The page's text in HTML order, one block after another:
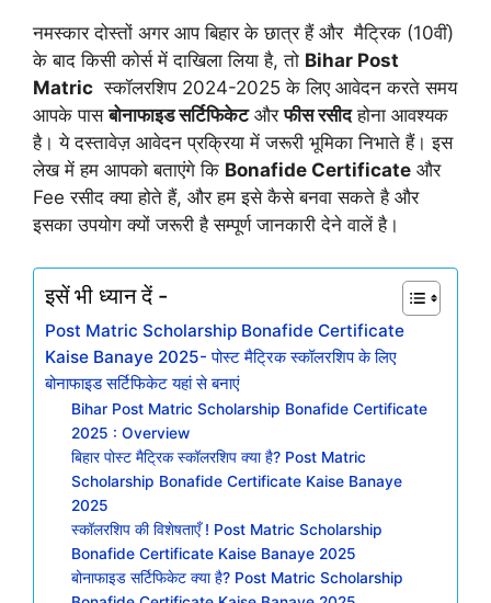
नमस्कार दोस्तों अगर आप बिहार के छात्र हैं और मैट्रिक (10वीं)
के बाद किसी कोर्स में दाखिला लिया है, तो Bihar Post
Matric स्कॉलरशिप 2024-2025 के लिए आवेदन करते समय
आपके पासबोनाफाइड सर्टिफिकेटऔरफीस रसीदहोना आवश्यक
है। ये दस्तावेज़ आवेदन प्रक्रिया में जरूरी भूमिका निभाते हैं। इस
लेख में हम आपको बताएंगे कि Bonafide Certificate और
Fee रसीद क्या होते हैं, और हम इसे कैसे बनवा सकते है और
इसका उपयोग क्यों जरूरी है सम्पूर्ण जानकारी देने वालें है।
इसें भी ध्यान दें -
Post Matric Scholarship Bonafide Certificate
Kaise Banaye 2025- पोस्ट मैट्रिक स्कॉलरशिप के लिए
बोनाफाइड सर्टिफिकेट यहां से बनाएं
Bihar Post Matric Scholarship Bonafide Certificate
2025 : Overview
बिहार पोस्ट मैट्रिक स्कॉलरशिप क्या है? Post Matric
Scholarship Bonafide Certificate Kaise Banaye
2025
स्कॉलरशिप की विशेषताएँ ! Post Matric Scholarship
Bonafide Certificate Kaise Banaye 2025
बोनाफाइड सर्टिफिकेट क्या है? Post Matric Scholarship